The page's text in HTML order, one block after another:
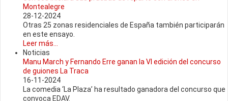
Montealegre
28-12-2024
Otras 25 zonas residenciales de España también participarán
en este ensayo.
Leer más...
Noticias
Manu March y Fernando Erre ganan la VI edición del concurso
de guiones La Traca
16-11-2024
La comedia ‘La Plaza’ ha resultado ganadora del concurso que
convoca EDAV.